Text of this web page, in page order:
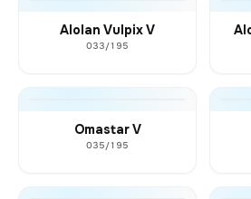
Alolan Vulpix V
033/195
Omastar V
035/195